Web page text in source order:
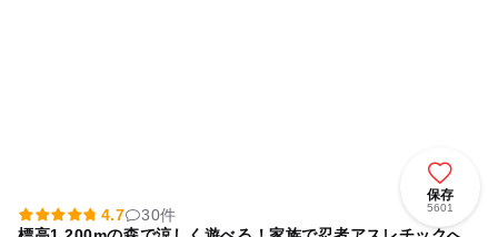
保存
5601
4.7
30件